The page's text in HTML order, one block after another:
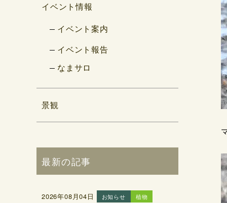
イベント情報
イベント案内
イベント報告
なまサロ
景観
最新の記事
2026年08月04日 お知らせ 植物